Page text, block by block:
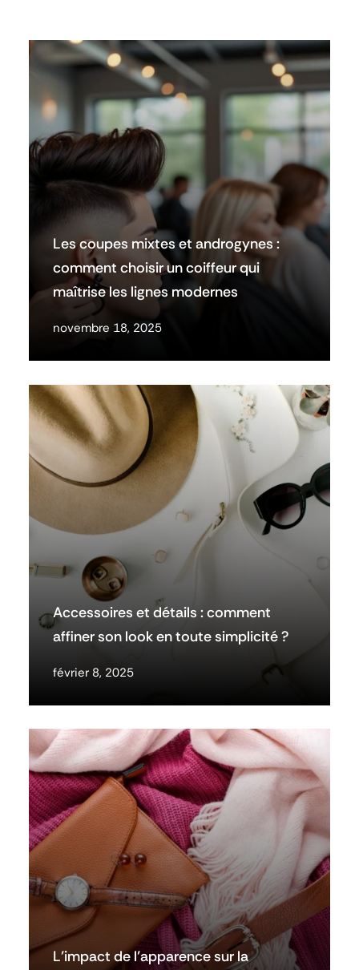
Les coupes mixtes et androgynes :
comment choisir un coiffeur qui
maîtrise les lignes modernes
novembre 18, 2025
Accessoires et détails : comment
affiner son look en toute simplicité ?
février 8, 2025
L’impact de l’apparence sur la